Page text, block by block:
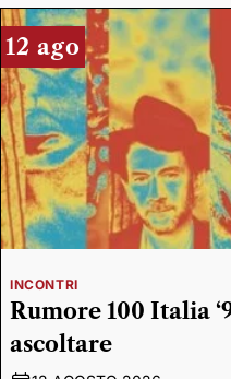
12 ago
INCONTRI
Rumore 100 Italia
ascoltare